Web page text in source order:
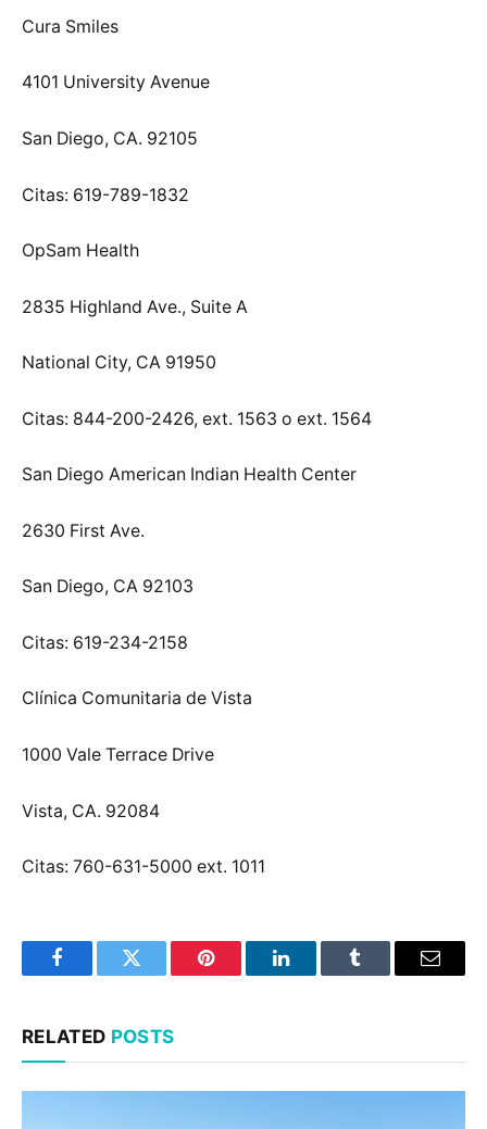
Cura Smiles
4101 University Avenue
San Diego, CA. 92105
Citas: 619-789-1832
OpSam Health
2835 Highland Ave., Suite A
National City, CA 91950
Citas: 844-200-2426, ext. 1563 o ext. 1564
San Diego American Indian Health Center
2630 First Ave.
San Diego, CA 92103
Citas: 619-234-2158
Clínica Comunitaria de Vista
1000 Vale Terrace Drive
Vista, CA. 92084
Citas: 760-631-5000 ext. 1011
FacebookTwitter Pinterest LinkedInTumblr Email
RELATED POSTS